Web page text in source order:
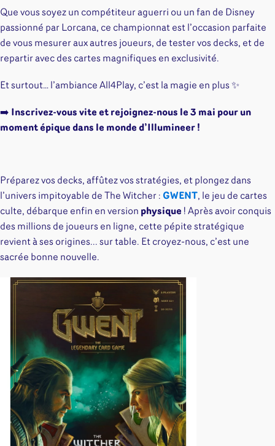
Que vous soyez un compétiteur aguerri ou un fan de Disney
passionné par Lorcana, ce championnat est l’occasion parfaite
de vous mesurer aux autres joueurs, de tester vos decks, et de
repartir avec des cartes magnifiques en exclusivité.
Et surtout… l’ambiance All4Play, c’est la magie en plus ✨
➡️ Inscrivez-vous vite et rejoignez-nous le 3 mai pour un
moment épique dans le monde d’Illumineer !
Préparez vos decks, affûtez vos stratégies, et plongez dans
l’univers impitoyable de The Witcher : GWENT, le jeu de cartes
culte, débarque enfin en version physique ! Après avoir conquis
des millions de joueurs en ligne, cette pépite stratégique
revient à ses origines... sur table. Et croyez-nous, c’est une
sacrée bonne nouvelle.